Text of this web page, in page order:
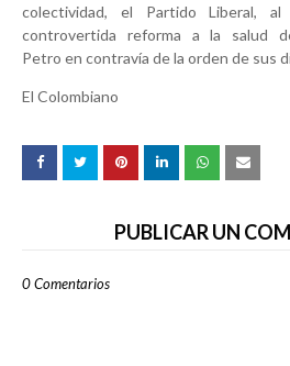
colectividad, el Partido Liberal,
controvertida reforma a la salud
Petro en contravía de la orden de sus
El Colombiano
PUBLICAR UN
0 Comentarios